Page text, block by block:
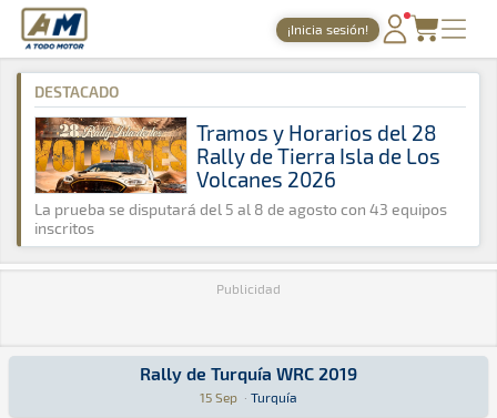
A Todo Motor · Revista del motor desde 1999
¡Inicia sesión!
PORTADA
TIEMPOS ONLINE
NOTICIAS
AGENDA
GALERÍAS
A Todo Motor » Agenda » 2019 » Septiembre
DESTACADO
Tramos y Horarios del 28
Rally de Tierra Isla de Los
Volcanes 2026
La prueba se disputará del 5 al 8 de agosto con 43 equipos
inscritos
Publicidad
Rally de Turquía WRC 2019
Rally de Turquía WRC 2019
15 Sep · Turquía
WRC · Rally de Turquía WRC 2019: Aquí podrás encontrar toda